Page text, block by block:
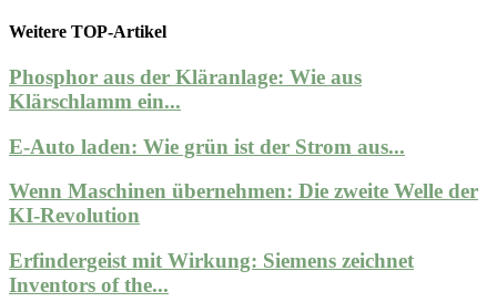
Weitere TOP-Artikel
Phosphor aus der Kläranlage: Wie aus
Klärschlamm ein...
E-Auto laden: Wie grün ist der Strom aus...
Wenn Maschinen übernehmen: Die zweite Welle der
KI-Revolution
Erfindergeist mit Wirkung: Siemens zeichnet
Inventors of the...